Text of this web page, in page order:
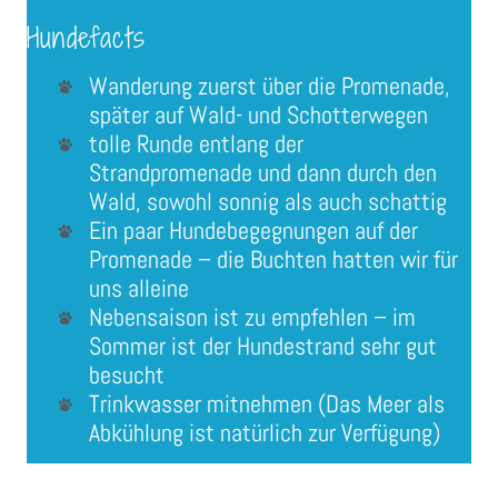
Hundefacts
Wanderung zuerst über die Promenade,
später auf Wald- und Schotterwegen
tolle Runde entlang der
Strandpromenade und dann durch den
Wald, sowohl sonnig als auch schattig
Ein paar Hundebegegnungen auf der
Promenade – die Buchten hatten wir für
uns alleine
Nebensaison ist zu empfehlen – im
Sommer ist der Hundestrand sehr gut
besucht
Trinkwasser mitnehmen (Das Meer als
Abkühlung ist natürlich zur Verfügung)